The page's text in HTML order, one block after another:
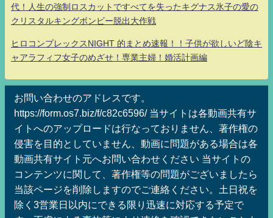
代！人生の強制ロスカットですべてを失ったキグナス氷子の愛の
クリスタルキングボンビー脱出大作戦
ヒロコンプレックスNIGHT 的まとめ速報！！子供が欲しいど陰キ
ャアラフィフ女子のめざせ！専業主婦！婚活計画編
お問い合わせのアドレスです。
https://form.os7.biz/f/c82c6596/ 当サイトは各動画共有サ
イトへのアップロードは行なっておりません、著作権の
侵害を目的としていません、動画に問題がある場合は各
動画共有サイト元へお問い合わせください 当サイトの
コンテンツに関して、著作権等の問題がございましたら
当該ページを削除しますのでご連絡ください。土日祝を
除く3営業日以内にできる限り迅速に対応する予定で